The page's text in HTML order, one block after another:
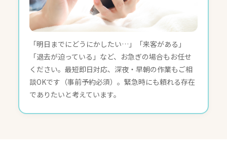
「明日までにどうにかしたい…」「来客がある」
「退去が迫っている」など、お急ぎの場合もお任せ
ください。最短即日対応、深夜・早朝の作業もご相
談OKです（事前予約必須）。緊急時にも頼れる存在
でありたいと考えています。